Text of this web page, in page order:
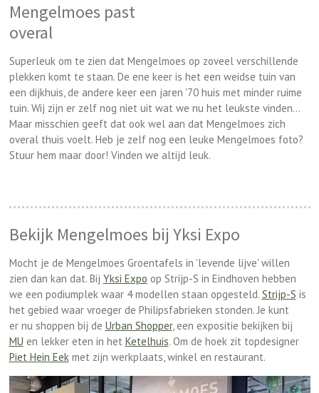
Mengelmoes past
overal
Superleuk om te zien dat Mengelmoes op zoveel verschillende
plekken komt te staan. De ene keer is het een weidse tuin van
een dijkhuis, de andere keer een jaren '70 huis met minder ruime
tuin. Wij zijn er zelf nog niet uit wat we nu het leukste vinden...
Maar misschien geeft dat ook wel aan dat Mengelmoes zich
overal thuis voelt. Heb je zelf nog een leuke Mengelmoes foto?
Stuur hem maar door! Vinden we altijd leuk.
Bekijk Mengelmoes bij Yksi Expo
Mocht je de Mengelmoes Groentafels in 'levende lijve' willen
zien dan kan dat. Bij Yksi Expo op Strijp-S in Eindhoven hebben
we een podiumplek waar 4 modellen staan opgesteld. Strijp-S is
het gebied waar vroeger de Philipsfabrieken stonden. Je kunt
er nu shoppen bij de Urban Shopper, een expositie bekijken bij
MU en lekker eten in het Ketelhuis. Om de hoek zit topdesigner
Piet Hein Eekmet zijn werkplaats, winkel en restaurant.